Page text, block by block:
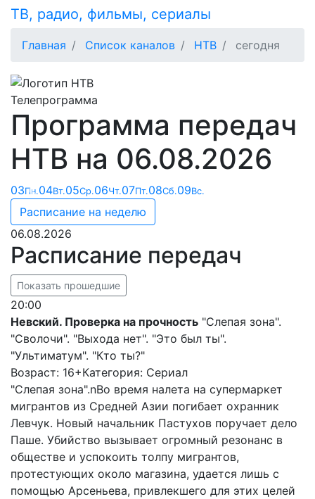
Skip
content
ТВ, радио, фильмы, сериалы
Главная Список каналов НТВ сегодня
Телепрограмма
Программа передач
НТВ на 06.08.2026
03Пн.04Вт.05Ср.06Чт.07Пт.08Сб.09Вс.
Previous
Расписание на неделю
06.08.2026
Расписание передач
Показать прошедшие
20:00
Невский. Проверка на прочность "Слепая зона".
"Сволочи". "Выхода нет". "Это был ты".
"Ультиматум". "Кто ты?"
Возраст: 16+Категория: Сериал
"Слепая зона".nВо время налета на супермаркет
мигрантов из Средней Азии погибает охранник
Левчук. Новый начальник Пастухов поручает дело
Паше. Убийство вызывает огромный резонанс в
обществе и успокоить толпу мигрантов,
протестующих около магазина, удается лишь с
помощью Арсеньева, привлекшего для этих целей